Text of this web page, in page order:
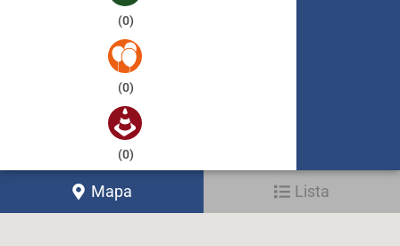
(0)
(0)
(0)
Mapa Lista